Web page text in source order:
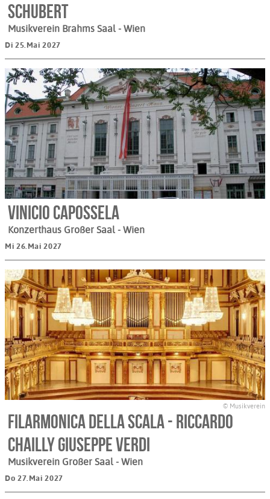
Schubert
Musikverein Brahms Saal - Wien
Di 25.Mai 2027
Vinicio Capossela
Konzerthaus Großer Saal - Wien
Mi 26.Mai 2027
© Musikverein
Filarmonica della Scala - Riccardo
Chailly Giuseppe Verdi
Musikverein Großer Saal - Wien
Do 27.Mai 2027